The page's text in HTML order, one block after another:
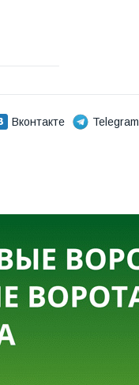
Вконтакте
Telegram